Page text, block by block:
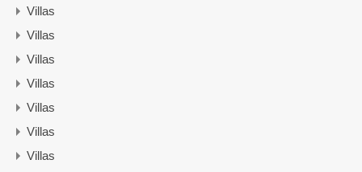
Villas
Villas
Villas
Villas
Villas
Villas
Villas